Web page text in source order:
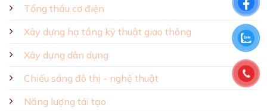
Tổng thầu cơ điện
Xây dựng hạ tầng kỹ thuật giao thông
Xây dựng dân dụng
Chiếu sáng đô thị - nghệ thuật
Năng lượng tái tạo